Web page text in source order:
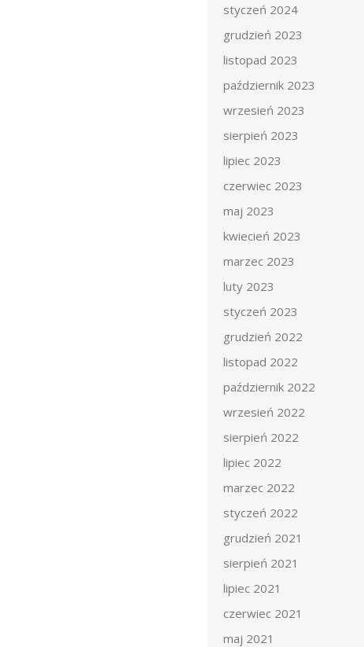
styczeń 2024
grudzień 2023
listopad 2023
październik 2023
wrzesień 2023
sierpień 2023
lipiec 2023
czerwiec 2023
maj 2023
kwiecień 2023
marzec 2023
luty 2023
styczeń 2023
grudzień 2022
listopad 2022
październik 2022
wrzesień 2022
sierpień 2022
lipiec 2022
marzec 2022
styczeń 2022
grudzień 2021
sierpień 2021
lipiec 2021
czerwiec 2021
maj 2021